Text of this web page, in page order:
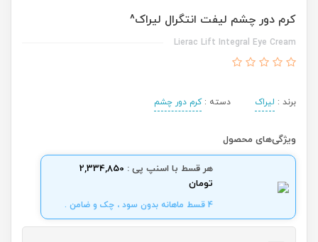
کرم دور چشم لیفت انتگرال لیراک^
Lierac Lift Integral Eye Cream
برند : لیراک دسته :کرم دور چشم
ویژگی‌های محصول
هر قسط با اسنپ پی : 2,334,850
تومان
4 قسط ماهانه بدون سود ، چک و ضامن .